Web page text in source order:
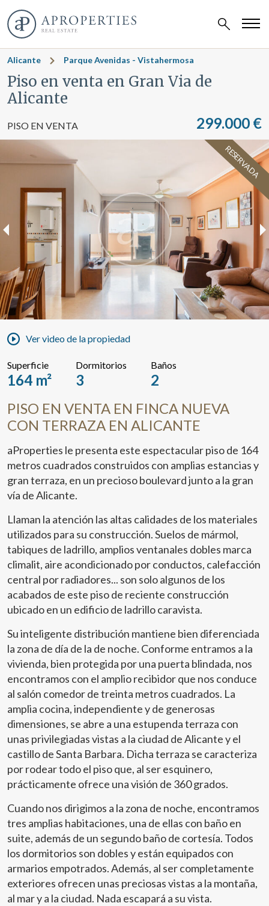
Alicante Parque Avenidas - Vistahermosa
Piso en venta en Gran Via de
Alicante
PISO EN VENTA 299.000 €
RESERVADA
Ver video de la propiedad
Superficie
164 m²
Dormitorios
3
Baños
2
PISO EN VENTA EN FINCA NUEVA
CON TERRAZA EN ALICANTE
aProperties le presenta este espectacular piso de 164
metros cuadrados construidos con amplias estancias y
gran terraza, en un precioso boulevard junto a la gran
vía de Alicante.
Llaman la atención las altas calidades de los materiales
utilizados para su construcción. Suelos de mármol,
tabiques de ladrillo, amplios ventanales dobles marca
climalit, aire acondicionado por conductos, calefacción
central por radiadores... son solo algunos de los
acabados de este piso de reciente construcción
ubicado en un edificio de ladrillo caravista.
Su inteligente distribución mantiene bien diferenciada
la zona de día de la de noche. Conforme entramos a la
vivienda, bien protegida por una puerta blindada, nos
encontramos con el amplio recibidor que nos conduce
al salón comedor de treinta metros cuadrados. La
amplia cocina, independiente y de generosas
dimensiones, se abre a una estupenda terraza con
unas privilegiadas vistas a la ciudad de Alicante y el
castillo de Santa Barbara. Dicha terraza se caracteriza
por rodear todo el piso que, al ser esquinero,
prácticamente ofrece una visión de 360 grados.
Cuando nos dirigimos a la zona de noche, encontramos
tres amplias habitaciones, una de ellas con baño en
suite, además de un segundo baño de cortesía. Todos
los dormitorios son dobles y están equipados con
armarios empotrados. Además, al ser completamente
exteriores ofrecen unas preciosas vistas a la montaña,
al mar y a la ciudad. Nada escapará a su vista.
Modificar cookies
Técnicas y funcionales
Siempre activas
Este sitio web utiliza Cookies propias para recopilar
información con la finalidad de mejorar nuestros servicios.
Si continua navegando, supone la aceptación de la
instalación de las mismas. El usuario tiene la posibilidad
de configurar su navegador pudiendo, si así lo desea,